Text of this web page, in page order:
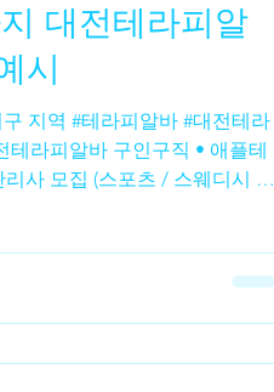
알바 대전마사지알바
수수파종 수수비료
대전테라피알
시
테라피알바 구인구직 • 애플테
사 모집 (스포츠 / 스웨디시 포
필요 • 대전테라피알바 루비 –
급구 갯수·만근비·인센 포함